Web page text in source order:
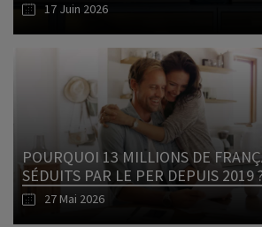
17 Juin 2026
POURQUOI 13 MILLIONS DE
SÉDUITS PAR LE PER DEPUIS 2019
27 Mai 2026